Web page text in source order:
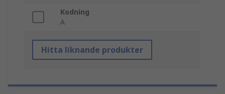
Kodning
A
Hitta liknande produkter